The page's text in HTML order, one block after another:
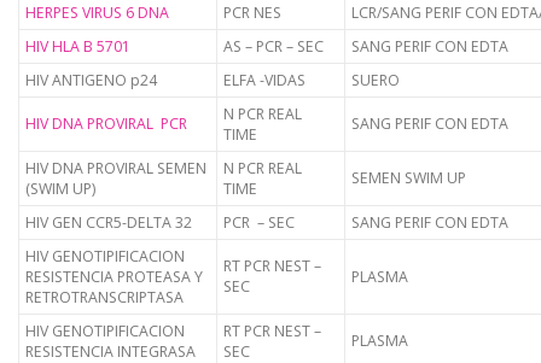
HERPES VIRUS 6 DNA PCR NES
LCR/SANG PERIF CON
HIV HLA B 5701
AS – PCR – SEC
SANG PERIF CON EDTA
HIV ANTIGENO p24
ELFA -VIDAS SUERO
HIV DNA PROVIRAL PCR
N PCR REAL
TIME
SANG PERIF CON EDTA
HIV DNA PROVIRAL SEMEN
(SWIM UP)
N PCR REAL
TIME
SEMEN SWIM UP
HIV GEN CCR5-DELTA 32 PCR – SEC
SANG PERIF CON EDTA
HIV GENOTIPIFICACION
RESISTENCIA PROTEASA Y
RETROTRANSCRIPTASA
RT PCR NEST –
SEC
PLASMA
HIV GENOTIPIFICACION
RESISTENCIA INTEGRASA
RT PCR NEST –
SEC
PLASMA